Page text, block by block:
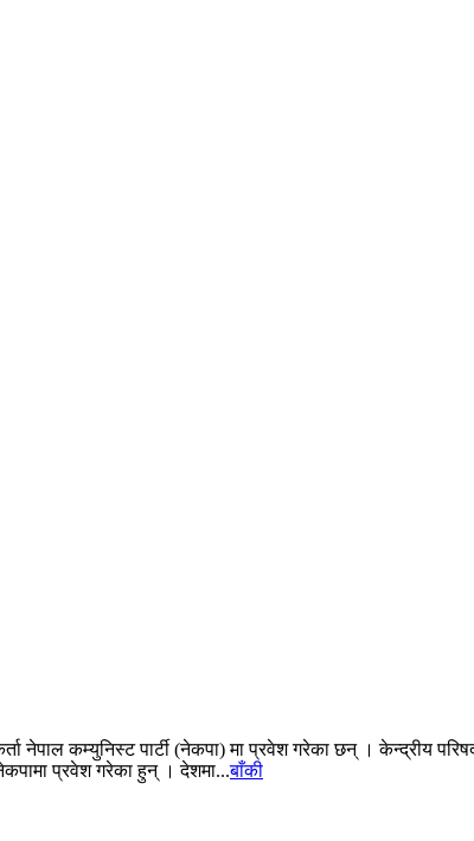
नेपाल कम्युनिस्ट पार्टी (नेकपा) मा प्रवेश गरेका छन् । केन्द्रीय
नेकपामा प्रवेश गरेका हुन् । देशमा...बाँकी